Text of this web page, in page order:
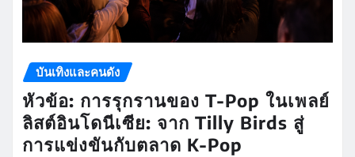
บันเทิงและคนดัง
หัวข้อ: การรุกรานของ T-Pop ในเพลย์
ลิสต์อินโดนีเซีย: จาก Tilly Birds สู่
การแข่งขันกับตลาด K-Pop